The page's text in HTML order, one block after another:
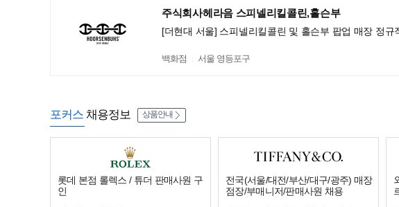
주식회사헤라음 스피넬리킬콜린,홀슨부
[더현대 서울] 스피넬리킬콜린 및 홀슨부 팝업 매장 정규
백화점 서울 영등포구
포커스 채용정보 상품안내
롯데 본점 롤렉스 / 튜더 판매사원 구
인
전국(서울/대전/부산/대구/광주) 매장
점장/부매니저/판매사원 채용